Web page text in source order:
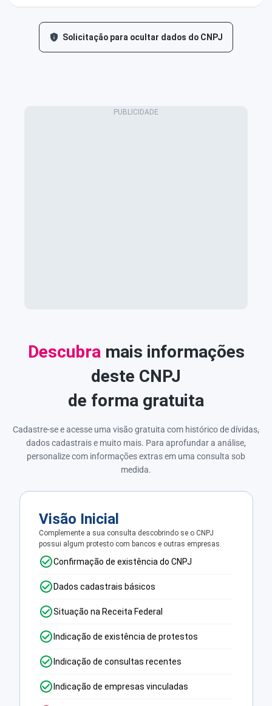
Solicitação para ocultar dados do CNPJ
Descubra mais informações
deste CNPJ
de forma gratuita
Cadastre-se e acesse uma visão gratuita com histórico de dívidas,
dados cadastrais e muito mais. Para aprofundar a análise,
personalize com informações extras em uma consulta sob
medida.
Visão Inicial
Complemente a sua consulta descobrindo se o CNPJ
possui algum protesto com bancos e outras empresas.
Confirmação de existência do CNPJ
Dados cadastrais básicos
Situação na Receita Federal
Indicação de existência de protestos
Indicação de consultas recentes
Indicação de empresas vinculadas